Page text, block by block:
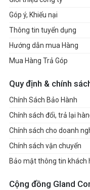
Góp ý, Khiếu nại
Thông tin tuyển dụng
Hướng dẫn mua Hàng
Mua Hàng Trả Góp
Quy định & chính
Chính Sách Bảo Hành
Chính sách đổi, trả lại
Chính sách cho doanh
Chính sách vận chuyển
Bảo mật thông tin khách
Cộng đồng Gland